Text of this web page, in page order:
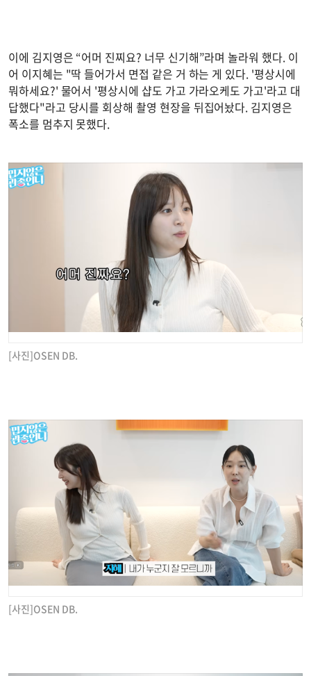
이에 김지영은 “어머 진찌요? 너무 신기해”라며 놀라워 했다. 이
어 이지혜는 "딱 들어가서 면접 같은 거 하는 게 있다. '평상시에
뭐하세요?' 물어서 '평상시에 샵도 가고 가라오케도 가고'라고 대
답했다"라고 당시를 회상해 촬영 현장을 뒤집어놨다. 김지영은
폭소를 멈추지 못했다.
[사진]OSEN DB.
[사진]OSEN DB.